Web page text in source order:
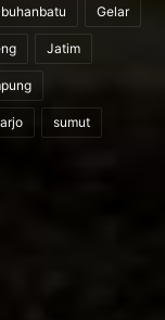
Gelar
Jatim
sumut